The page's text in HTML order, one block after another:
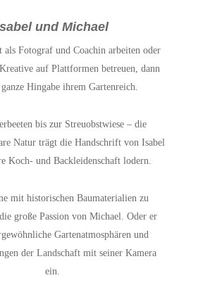
und Michael
als Fotograf und Coachin arbeiten oder
auf Plattformen betreuen, dann
Hingabe ihrem Gartenreich.
bis zur Streuobstwiese – die
Natur trägt die Handschrift von Isabel
Koch- und Backleidenschaft lodern.
mit historischen Baumaterialien zu
die große Passion von Michael. Oder er
liche Gartenatmosphären und
der Landschaft mit seiner Kamera
ein.